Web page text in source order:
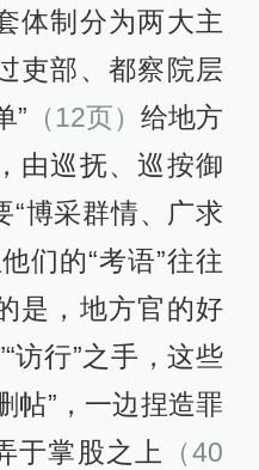
体制分为两大主
吏部、都察院层
” （12页）给地方
由巡抚、巡按御
“博采群情、广求
他们的“考语”往往
是，地方官的好
访行”之手，这些
帖”，一边捏造罪
于掌股之上
（40